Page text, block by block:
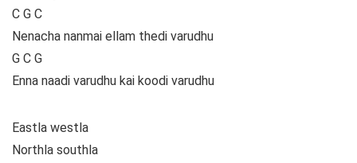
C G C
Nenacha nanmai ellam thedi varudhu
G C G
Enna naadi varudhu kai koodi varudhu
Eastla westla
Northla southla